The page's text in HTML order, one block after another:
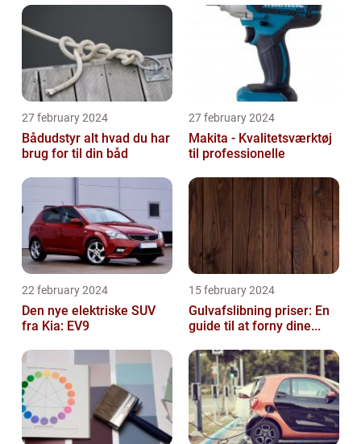
27 february 2024
Bådudstyr alt hvad du har
brug for til din båd
27 february 2024
Makita - Kvalitetsværktøj
til professionelle
22 february 2024
Den nye elektriske SUV
fra Kia: EV9
15 february 2024
Gulvafslibning priser: En
guide til at forny dine...